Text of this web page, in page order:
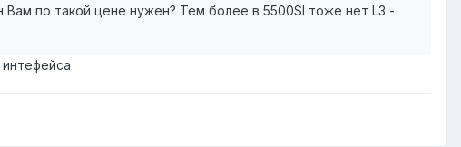
Вам по такой цене нужен? Тем более в 5500SI тоже нет L3 -